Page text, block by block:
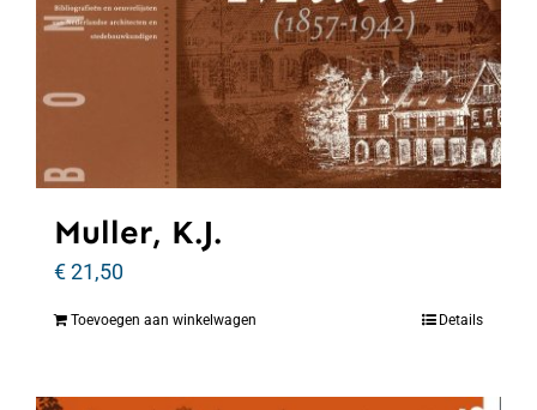
Muller, K.J.
€21,50
Toevoegen aan winkelwagen Details